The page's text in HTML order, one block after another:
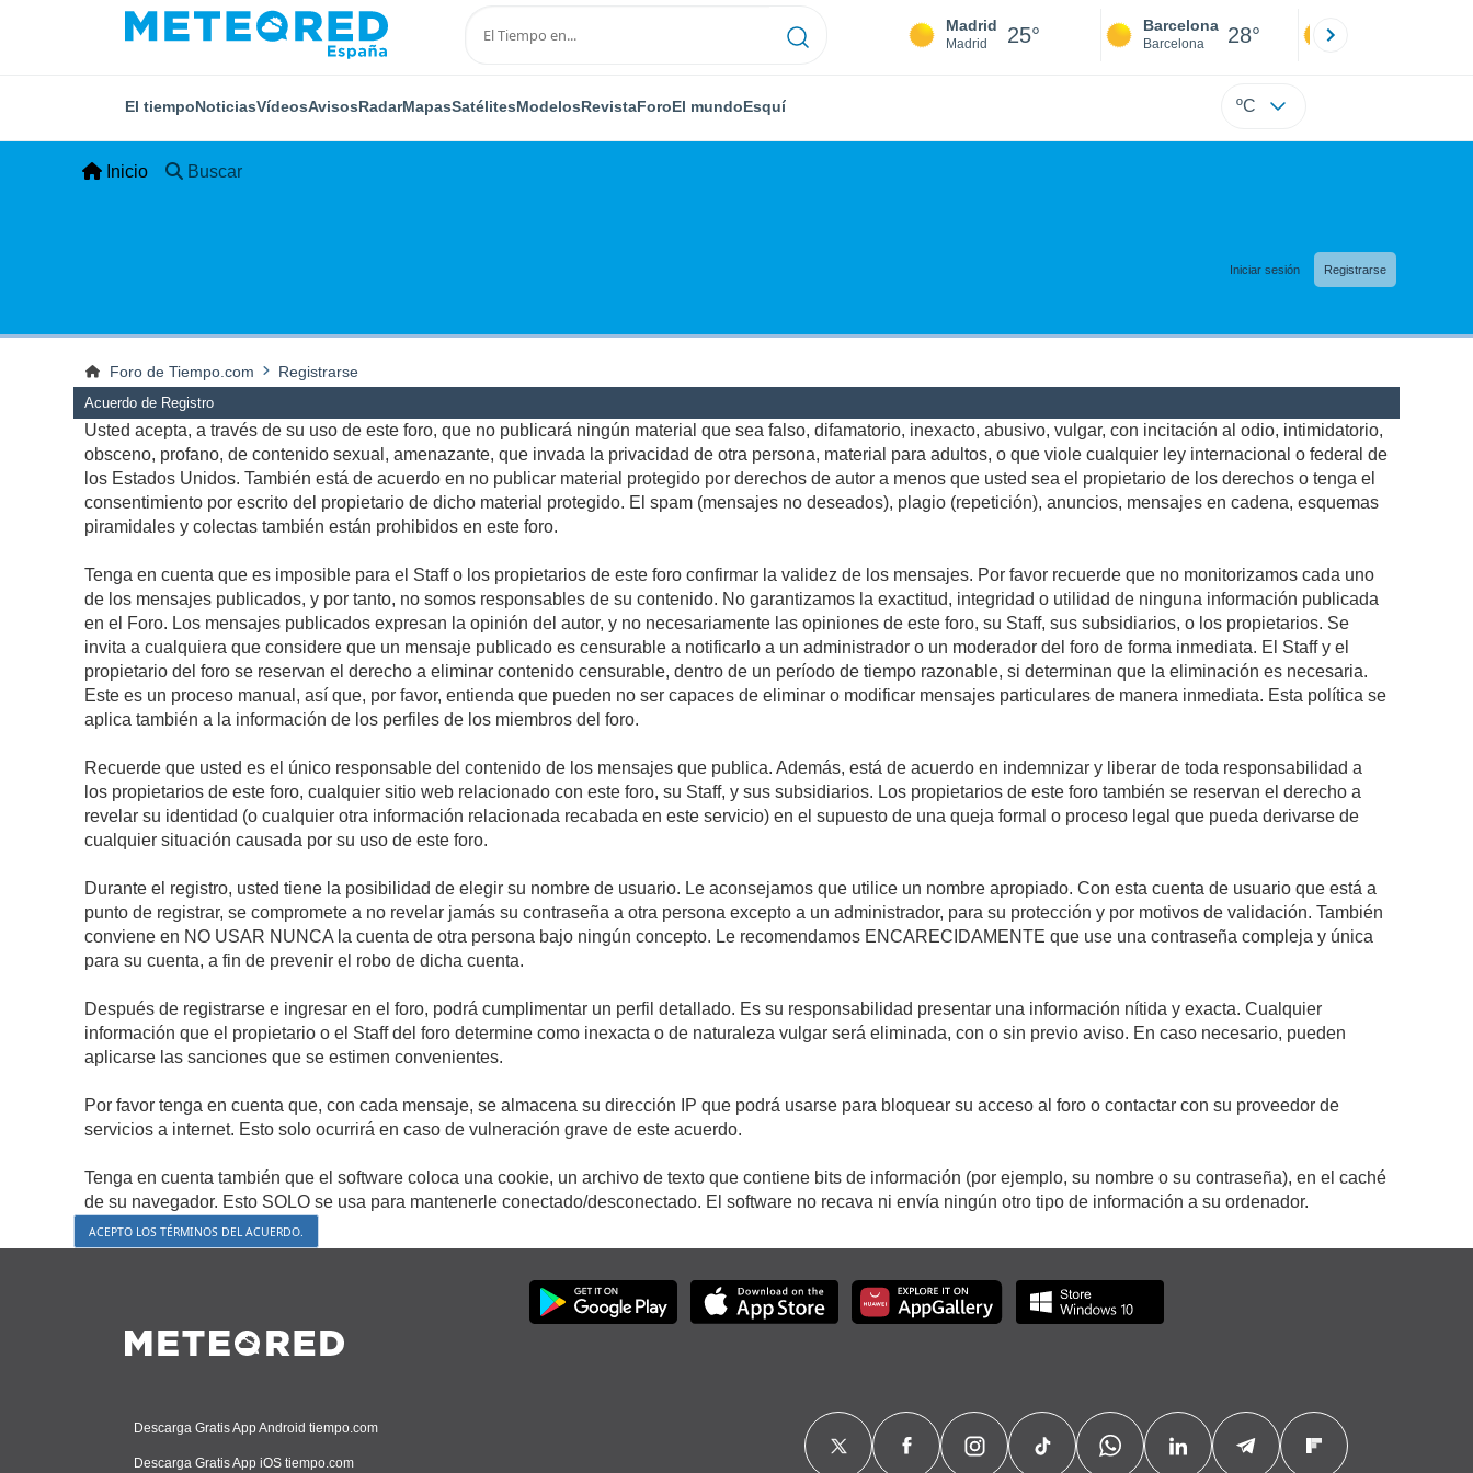
Madrid
Madrid 25° Barcelona
Barcelona 28°
El tiempoNoticiasVídeosAvisosRadarMapasSatélitesModelosRevistaForoEl mundoEsquí ºC
Inicio Buscar
Iniciar sesión Registrarse
Foro de Tiempo.com Registrarse
Acuerdo de Registro
Usted acepta, a través de su uso de este foro, que no publicará ningún material que sea falso, difamatorio, inexacto, abusivo, vulgar, con incitación al odio, intimidatorio,
obsceno, profano, de contenido sexual, amenazante, que invada la privacidad de otra persona, material para adultos, o que viole cualquier ley internacional o federal de
los Estados Unidos. También está de acuerdo en no publicar material protegido por derechos de autor a menos que usted sea el propietario de los derechos o tenga el
consentimiento por escrito del propietario de dicho material protegido. El spam (mensajes no deseados), plagio (repetición), anuncios, mensajes en cadena, esquemas
piramidales y colectas también están prohibidos en este foro.
Tenga en cuenta que es imposible para el Staff o los propietarios de este foro confirmar la validez de los mensajes. Por favor recuerde que no monitorizamos cada uno
de los mensajes publicados, y por tanto, no somos responsables de su contenido. No garantizamos la exactitud, integridad o utilidad de ninguna información publicada
en el Foro. Los mensajes publicados expresan la opinión del autor, y no necesariamente las opiniones de este foro, su Staff, sus subsidiarios, o los propietarios. Se
invita a cualquiera que considere que un mensaje publicado es censurable a notificarlo a un administrador o un moderador del foro de forma inmediata. El Staff y el
propietario del foro se reservan el derecho a eliminar contenido censurable, dentro de un período de tiempo razonable, si determinan que la eliminación es necesaria.
Este es un proceso manual, así que, por favor, entienda que pueden no ser capaces de eliminar o modificar mensajes particulares de manera inmediata. Esta política se
aplica también a la información de los perfiles de los miembros del foro.
Recuerde que usted es el único responsable del contenido de los mensajes que publica. Además, está de acuerdo en indemnizar y liberar de toda responsabilidad a
los propietarios de este foro, cualquier sitio web relacionado con este foro, su Staff, y sus subsidiarios. Los propietarios de este foro también se reservan el derecho a
revelar su identidad (o cualquier otra información relacionada recabada en este servicio) en el supuesto de una queja formal o proceso legal que pueda derivarse de
cualquier situación causada por su uso de este foro.
Durante el registro, usted tiene la posibilidad de elegir su nombre de usuario. Le aconsejamos que utilice un nombre apropiado. Con esta cuenta de usuario que está a
punto de registrar, se compromete a no revelar jamás su contraseña a otra persona excepto a un administrador, para su protección y por motivos de validación. También
conviene en NO USAR NUNCA la cuenta de otra persona bajo ningún concepto. Le recomendamos ENCARECIDAMENTE que use una contraseña compleja y única
para su cuenta, a fin de prevenir el robo de dicha cuenta.
Después de registrarse e ingresar en el foro, podrá cumplimentar un perfil detallado. Es su responsabilidad presentar una información nítida y exacta. Cualquier
información que el propietario o el Staff del foro determine como inexacta o de naturaleza vulgar será eliminada, con o sin previo aviso. En caso necesario, pueden
aplicarse las sanciones que se estimen convenientes.
Por favor tenga en cuenta que, con cada mensaje, se almacena su dirección IP que podrá usarse para bloquear su acceso al foro o contactar con su proveedor de
servicios a internet. Esto solo ocurrirá en caso de vulneración grave de este acuerdo.
Tenga en cuenta también que el software coloca una cookie, un archivo de texto que contiene bits de información (por ejemplo, su nombre o su contraseña), en el caché
de su navegador. Esto SOLO se usa para mantenerle conectado/desconectado. El software no recava ni envía ningún otro tipo de información a su ordenador.
Descarga Gratis App Android tiempo.com
Descarga Gratis App iOS tiempo.com